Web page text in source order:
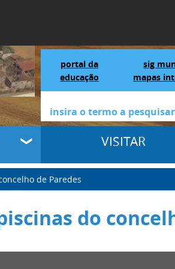
portal da
educação
sig
mapas
VISITAR
de Paredes
do